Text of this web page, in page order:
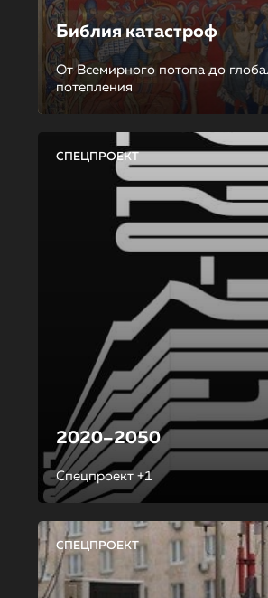
Библия катастроф
От Всемирного потопа до
потепления
СПЕЦПРОЕКТ
2020–2050
Спецпроект +1
СПЕЦПРОЕКТ